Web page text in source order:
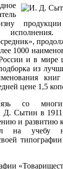
1000
и в мире
из
цене 1,5
со
Д. Сытин в 1911
и развитию
на учебу